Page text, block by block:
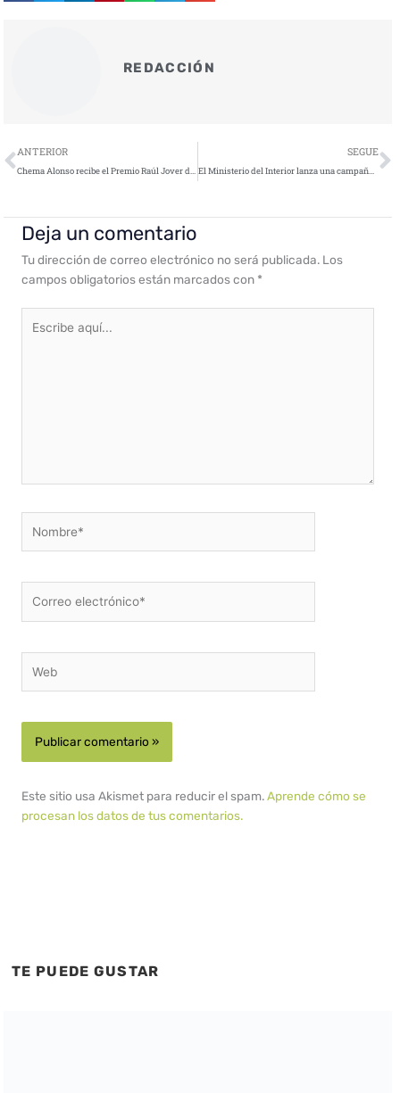
REDACCIÓN
Ant
ANTERIOR
Chema Alonso recibe el Premio Raúl Jover de RootedCON por su labor con la ciberseguridad nacional
SEGUE
El Ministerio del Interior lanza una campaña de concienciación en redes sociales sobre amenazas de la ciberdelincuencia
Deja un comentario
Tu dirección de correo electrónico no será publicada. Los
campos obligatorios están marcados con *
aquí...
electrónico*
Este sitio usa Akismet para reducir el spam.Aprende cómo se
procesan los datos de tus comentarios.
TE PUEDE GUSTAR